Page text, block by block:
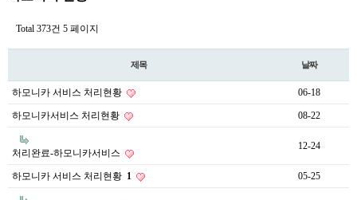
Total 373건 5 페이지
제목 날짜
하모니카 서비스 처리현황 06-18
하모니카서비스 처리현황 08-22
처리완료-하모니카서비스
12-24
하모니카 서비스 처리현황 1 05-25